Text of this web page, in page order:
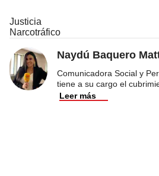
Justicia
Narcotráfico
Naydú Baquero
Comunicadora Social y
tiene a su cargo el
Leer más